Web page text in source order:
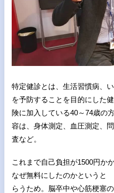
特定健診とは、生活習慣病、
を予防することを目的にした
険に加入している40～74歳の
容は、身体測定、血圧測定、
査など。
これまで自己負担が1500円か
なぜ無料にしたのかというと
らうため。脳卒中や心筋梗塞